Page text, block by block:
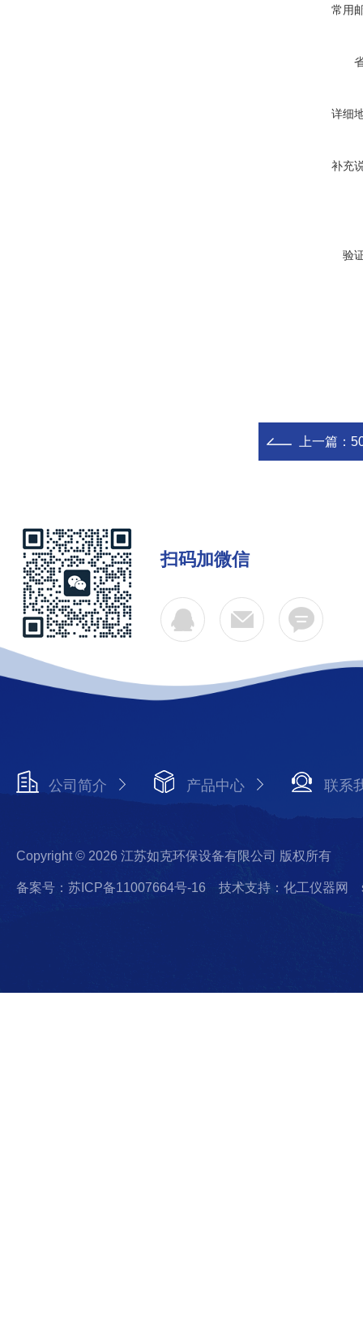
常用
详细
补充
验
上一篇：
扫码加微信
公司简介 产品中心 联系
Copyright © 2026 江苏如克环保设备有限公司 版权所有
备案号：苏ICP备11007664号-16 技术支持：化工仪器网